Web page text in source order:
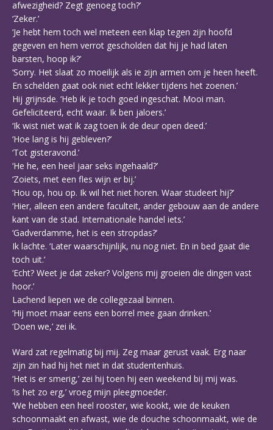
afwezigheid? Zegt genoeg toch?’
‘Zeker.’
‘Je hebt hem toch wel meteen een klap tegen zijn hoofd
gegeven en hem verrot gescholden dat hij je had laten
barsten, hoop ik?’
‘Sorry. Het slaat zo moeilijk als ie zijn armen om je heen heeft.
En schelden gaat ook niet echt lekker tijdens het zoenen.’
Hij grijnsde. ‘Heb ik je toch goed ingeschat. Mooi man.
Gefeliciteerd, echt waar. Ik ben jaloers.’
‘Ik wist niet wat ik zag toen ik de deur open deed.’
‘Hoe lang is hij gebleven?’
‘Tot gisteravond.’
‘He he, een heel jaar seks ingehaald?’
‘Zoiets, met een fles wijn er bij.’
‘Hou op, hou op. Ik wil het niet horen. Waar studeert hij?’
‘Hier, alleen een andere faculteit, ander gebouw aan de andere
kant van de stad. Internationale handel iets.’
‘Gadverdamme, het is een stropdas?’
Ik lachte. ‘Later waarschijnlijk, nu nog niet. En in bed gaat die
toch uit.’
‘Echt? Weet je dat zeker? Volgens mij groeien die dingen vast
hoor.’
Lachend liepen we de collegezaal binnen.
‘Hij moet maar eens een borrel mee gaan drinken.’
‘Doen we,’ zei ik.
Ward zat regelmatig bij mij. Zeg maar gerust vaak. Erg naar
zijn zin had hij het niet in dat studentenhuis.
‘Het is er smerig,’ zei hij toen hij een weekend bij mij was.
‘Is het zo erg,’ vroeg mijn pleegmoeder.
‘We hebben een heel rooster, wie kookt, wie de keuken
schoonmaakt en afwast, wie de douche schoonmaakt, wie de